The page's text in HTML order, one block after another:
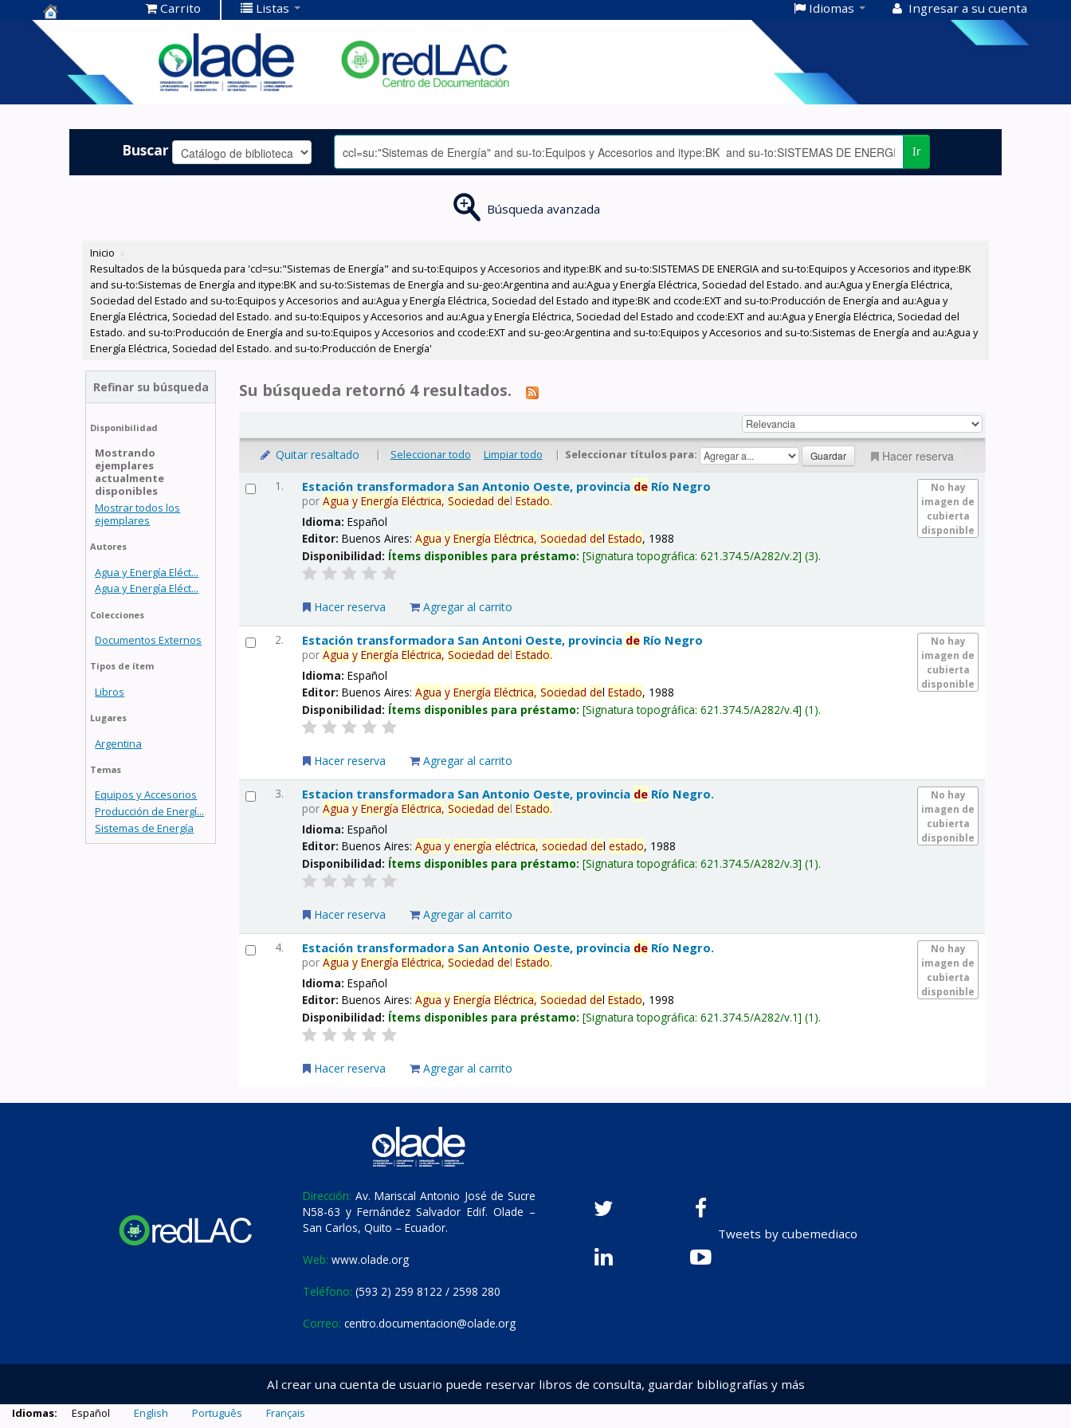
Centro de
Documentación
OLADE -
Carrito Listas Idiomas Ingresar a su cuenta
Buscar Ir
Búsqueda avanzada
Inicio ›
Resultados de la búsqueda para 'ccl=su:"Sistemas de Energía" and su-to:Equipos y Accesorios and itype:BK and su-to:SISTEMAS DE ENERGIA and su-to:Equipos y Accesorios and itype:BK
and su-to:Sistemas de Energía and itype:BK and su-to:Sistemas de Energía and su-geo:Argentina and au:Agua y Energía Eléctrica, Sociedad del Estado. and au:Agua y Energía Eléctrica,
Sociedad del Estado and su-to:Equipos y Accesorios and au:Agua y Energía Eléctrica, Sociedad del Estado and itype:BK and ccode:EXT and su-to:Producción de Energía and au:Agua y
Energía Eléctrica, Sociedad del Estado. and su-to:Equipos y Accesorios and au:Agua y Energía Eléctrica, Sociedad del Estado and ccode:EXT and au:Agua y Energía Eléctrica, Sociedad del
Estado. and su-to:Producción de Energía and su-to:Equipos y Accesorios and ccode:EXT and su-geo:Argentina and su-to:Equipos y Accesorios and su-to:Sistemas de Energía and au:Agua y
Energía Eléctrica, Sociedad del Estado. and su-to:Producción de Energía'
Refinar su búsqueda
Disponibilidad
Mostrando
ejemplares
actualmente
disponibles
Mostrar todos los
ejemplares
Autores
Agua y Energía Eléct...
Agua y Energía Eléct...
Colecciones
Documentos Externos
Tipos de ítem
Libros
Lugares
Argentina
Temas
Equipos y Accesorios
Producción de Energí...
Sistemas de Energía
Su búsqueda retornó 4 resultados.
Quitar resaltado | Seleccionar todo Limpiar todo | Seleccionar títulos para: Hacer reserva
1.
No hay
imagen de
cubierta
disponible
Estación transformadora San Antonio Oeste, provincia de Río Negro
porAgua y Energía Eléctrica, Sociedad delEstado.
Idioma:Español
Editor:Buenos Aires:Agua y Energía Eléctrica, Sociedad delEstado, 1988
Disponibilidad: Ítems disponibles para préstamo: Signatura topográfica:621.374.5/A282/v.2 (3).
Hacer reserva Agregar al carrito
2.
No hay
imagen de
cubierta
disponible
Estación transformadora San Antoni Oeste, provincia de Río Negro
porAgua y Energía Eléctrica, Sociedad delEstado.
Idioma:Español
Editor:Buenos Aires:Agua y Energía Eléctrica, Sociedad delEstado, 1988
Disponibilidad: Ítems disponibles para préstamo: Signatura topográfica:621.374.5/A282/v.4 (1).
Hacer reserva Agregar al carrito
3.
No hay
imagen de
cubierta
disponible
Estacion transformadora San Antonio Oeste, provincia de Río Negro.
porAgua y Energía Eléctrica, Sociedad delEstado.
Idioma:Español
Editor:Buenos Aires:Agua y energía eléctrica, sociedad delestado, 1988
Disponibilidad: Ítems disponibles para préstamo: Signatura topográfica:621.374.5/A282/v.3 (1).
Hacer reserva Agregar al carrito
4.
No hay
imagen de
cubierta
disponible
Estación transformadora San Antonio Oeste, provincia de Río Negro.
porAgua y Energía Eléctrica, Sociedad delEstado.
Idioma:Español
Editor:Buenos Aires:Agua y Energía Eléctrica, Sociedad delEstado, 1998
Disponibilidad: Ítems disponibles para préstamo: Signatura topográfica:621.374.5/A282/v.1 (1).
Hacer reserva Agregar al carrito
Dirección: Av. Mariscal Antonio José de Sucre
N58-63 y Fernández Salvador Edif. Olade –
San Carlos, Quito – Ecuador.
Web: www.olade.org
Teléfono: (593 2) 259 8122 / 2598 280
Correo: centro.documentacion@olade.org
Tweets by cubemediaco
Al crear una cuenta de usuario puede reservar libros de consulta, guardar bibliografías y más
Idiomas: Español English Português Français